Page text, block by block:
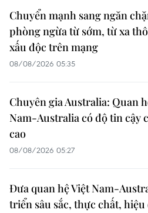
Chuyển mạnh sang ngăn
phòng ngừa từ sớm, từ xa
xấu độc trên mạng
08/08/2026 05:35
Chuyên gia Australia: Quan
Nam-Australia có độ tin cậy
cao
08/08/2026 05:27
Đưa quan hệ Việt Nam-
triển sâu sắc, thực chất, hiệu